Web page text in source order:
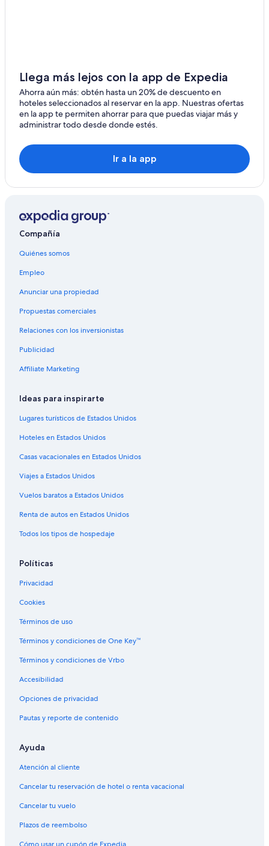
Hoteles con traslado del/al aeropuerto en Perugia
Hoteles cerca de viñedos en Perugia
Hoteles con vista en Perugia
Hoteles gay friendly en Perugia
Hoteles de senderismo en Perugia
Hoteles para fumadores en Perugia
Residencias en Perugia
Villas en Perugia
Hoteles de lujo en Perugia
Hoteles en Perugia
Apart-Hoteles en Perugia
Casas de campo en Perugia
Llega más lejos con la app de Expedia
Ahorra aún más: obtén hasta un 20% de descuento en
hoteles seleccionados al reservar en la app. Nuestras ofertas
en la app te permiten ahorrar para que puedas viajar más y
administrar todo desde donde estés.
Ir a la app
Compañía
Quiénes somos
Empleo
Anunciar una propiedad
Propuestas comerciales
Relaciones con los inversionistas
Publicidad
Affiliate Marketing
Ideas para inspirarte
Lugares turísticos de Estados Unidos
Hoteles en Estados Unidos
Casas vacacionales en Estados Unidos
Viajes a Estados Unidos
Vuelos baratos a Estados Unidos
Renta de autos en Estados Unidos
Todos los tipos de hospedaje
Políticas
Privacidad
Cookies
Términos de uso
Términos y condiciones de One Key™
Términos y condiciones de Vrbo
Accesibilidad
Opciones de privacidad
Pautas y reporte de contenido
Ayuda
Atención al cliente
Cancelar tu reservación de hotel o renta vacacional
Cancelar tu vuelo
Plazos de reembolso